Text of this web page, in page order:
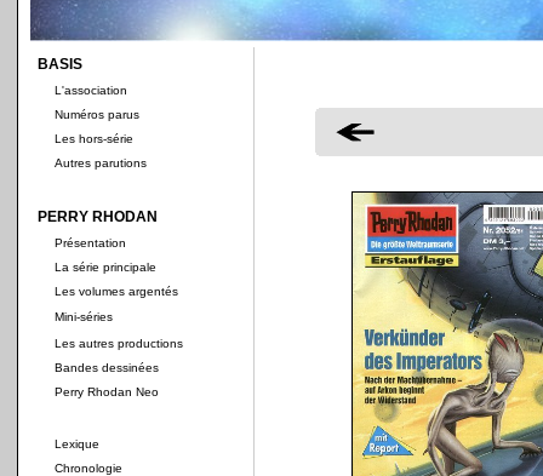
BASIS
L'association
Numéros parus
Les hors-série
Autres parutions
PERRY RHODAN
Présentation
La série principale
Les volumes argentés
Mini-séries
Les autres productions
Bandes dessinées
Perry Rhodan Neo
Lexique
Chronologie